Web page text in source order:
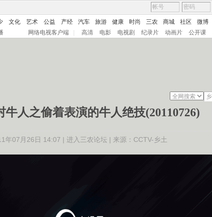
文化 艺术 公益 产经 汽车 旅游 健康 时尚 三农 商城 社区 微博
网络电视客户端 高清 电影 电视剧 纪录片 动画片 公开课
人之偷着表演的牛人绝技(20110726)
年07月26日 14:07 | 进入三农论坛 | 来源：CCTV-乡土